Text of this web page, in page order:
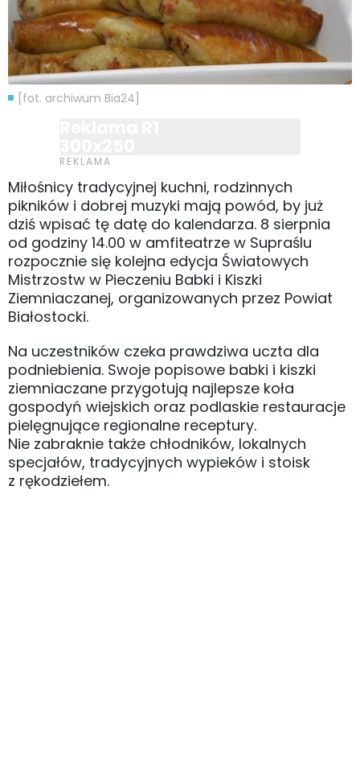
[fot. archiwum Bia24]
Miłośnicy tradycyjnej kuchni, rodzinnych
pikników i dobrej muzyki mają powód, by już
dziś wpisać tę datę do kalendarza. 8 sierpnia
od godziny 14.00 w amfiteatrze w Supraślu
rozpocznie się kolejna edycja Światowych
Mistrzostw w Pieczeniu Babki i Kiszki
Ziemniaczanej, organizowanych przez Powiat
Białostocki.
Na uczestników czeka prawdziwa uczta dla
podniebienia. Swoje popisowe babki i kiszki
ziemniaczane przygotują najlepsze koła
gospodyń wiejskich oraz podlaskie restauracje
pielęgnujące regionalne receptury.
Nie zabraknie także chłodników, lokalnych
specjałów, tradycyjnych wypieków i stoisk
z rękodziełem.